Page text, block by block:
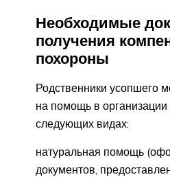
Необходимые
получения
похороны
Родственники усопшего
на помощь в организации
следующих видах:
натуральная помощь
документов,